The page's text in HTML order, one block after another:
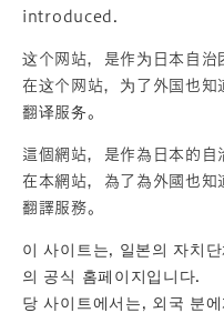
introduced.
这个网站，是作为日本自治
在这个网站，为了外国也
翻译服务。
這個網站，是作為日本的自
在本網站，為了為外國也
翻譯服務。
이 사이트는, 일본의 자치
의 공식 홈페이지입니다.
당 사이트에서는, 외국 분